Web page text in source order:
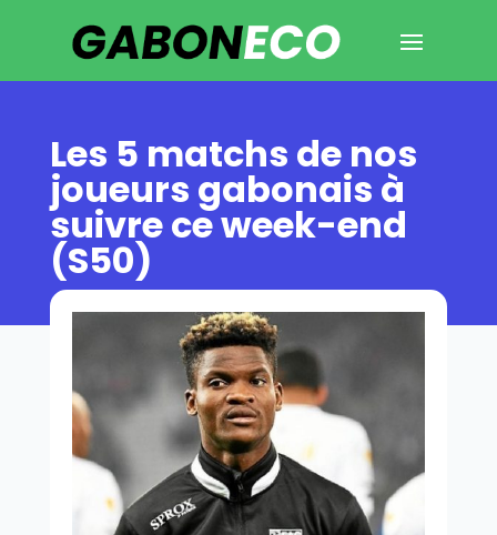
Les 5 matchs de nos
joueurs gabonais à
suivre ce week-end
(S50)